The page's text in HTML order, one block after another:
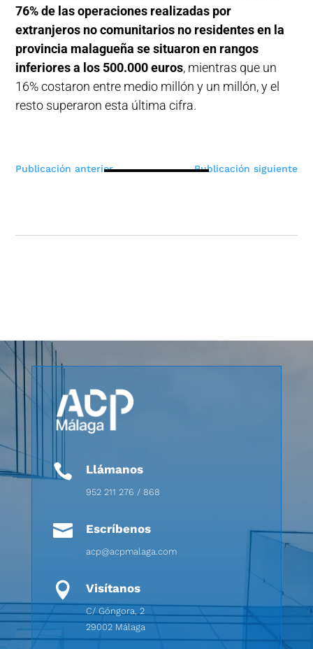
76% de las operaciones realizadas por
extranjeros no comunitarios no residentes en la
provincia malagueña se situaron en rangos
inferiores a los 500.000 euros, mientras que un
16% costaron entre medio millón y un millón, y el
resto superaron esta última cifra.
Navegación
Publicación anterior Publicación siguiente
 Llámanos
952 211 276 / 868
 Escríbenos
acp@acpmalaga.com
 Visítanos
C/ Góngora, 2
29002 Málaga